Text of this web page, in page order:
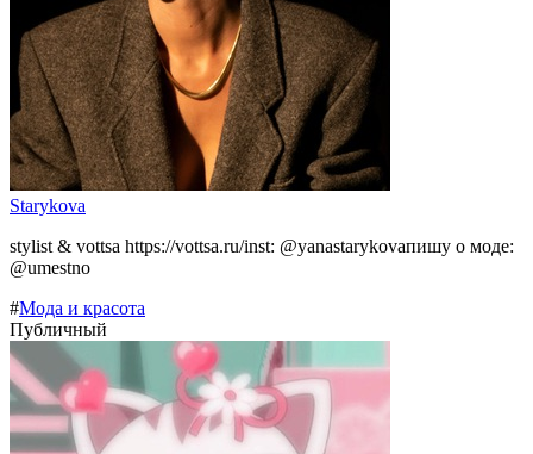
Starykova
stylist & vottsa https://vottsa.ru/inst: @yanastarykovaпишу о моде:
@umestno
#Мода и красота
Публичный